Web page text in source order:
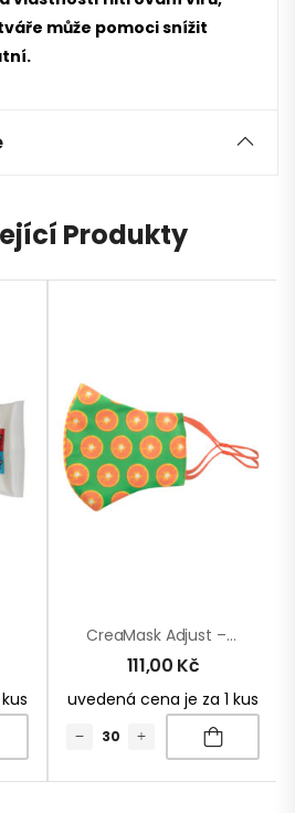
může pomoci snížit
Produkty
CreaMask Adjust – Obličejová Maska Na Zakázku
111,00 Kč
uvedená cena je za 1 kus